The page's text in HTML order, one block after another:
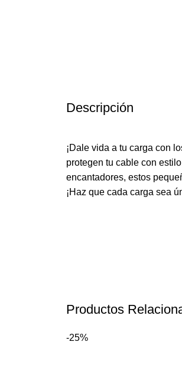
Descripción
¡Dale vida a tu carga con
protegen tu cable con
encantadores, estos
¡Haz que cada carga sea
Productos
-25%